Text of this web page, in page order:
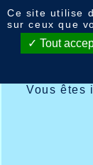
Vous êtes
Ce site utilise
sur ceux que
Tout